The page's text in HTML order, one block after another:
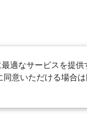
適なサービスを提
意いただける場合